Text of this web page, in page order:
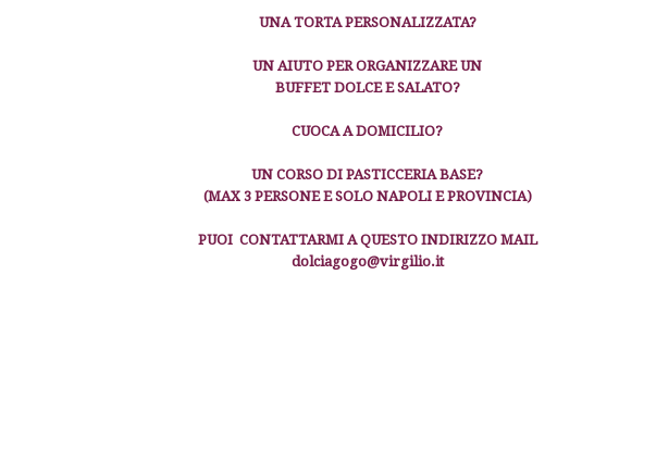
UNA TORTA PERSONALIZZATA?
UN AIUTO PER ORGANIZZARE UN
BUFFET DOLCE E SALATO?
CUOCA A DOMICILIO?
UN CORSO DI PASTICCERIA BASE?
(MAX 3 PERSONE E SOLO NAPOLI E PROVINCIA)
PUOI CONTATTARMI A QUESTO INDIRIZZO MAIL
dolciagogo@virgilio.it